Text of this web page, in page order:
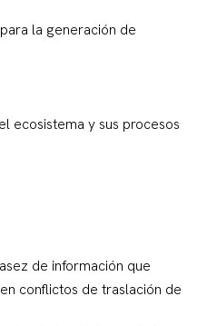
la generación de
ecosistema y sus procesos
de información que
conflictos de traslación de